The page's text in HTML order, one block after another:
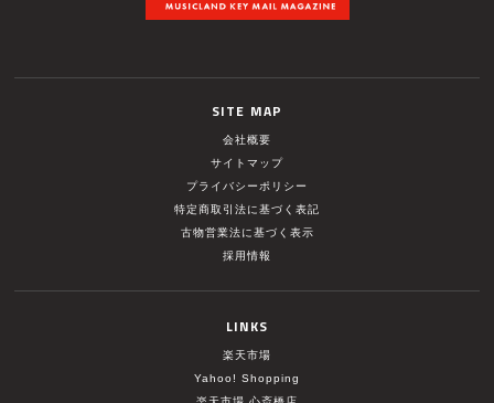
SITE MAP
会社概要
サイトマップ
プライバシーポリシー
特定商取引法に基づく表記
古物営業法に基づく表示
採用情報
LINKS
楽天市場
Yahoo! Shopping